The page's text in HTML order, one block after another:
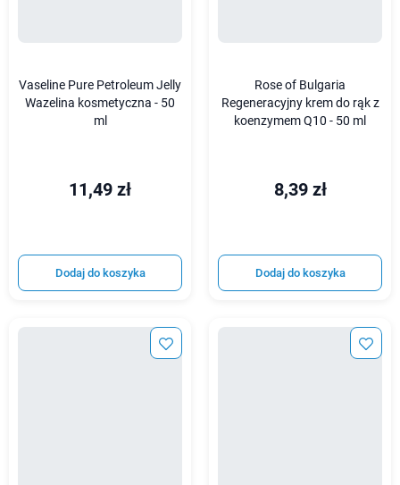
Vaseline Pure Petroleum Jelly
Wazelina kosmetyczna - 50
ml
11,49 zł
Dodaj do koszyka
Rose of Bulgaria
Regeneracyjny krem do rąk z
koenzymem Q10 - 50 ml
8,39 zł
Dodaj do koszyka